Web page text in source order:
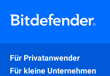
Für Privatanwender
Für kleine Unternehmen